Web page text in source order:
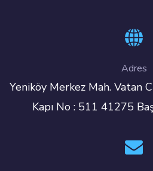
Adres
Yeniköy Merkez Mah. Vatan
Kapı No : 511 41275